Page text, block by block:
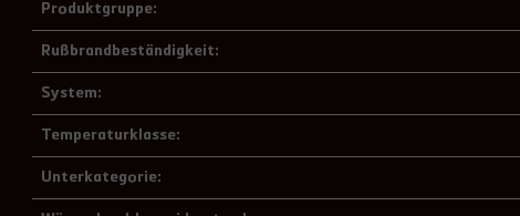
Produktgruppe:
Rußbrandbeständigkeit:
System:
Temperaturklasse:
Unterkategorie: